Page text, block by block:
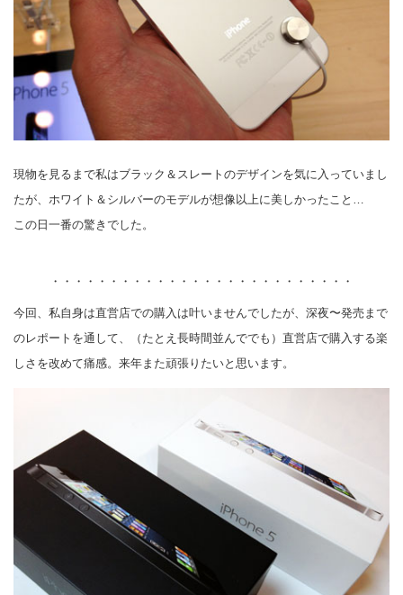
現物を見るまで私はブラック＆スレートのデザインを気に入っていまし
たが、ホワイト＆シルバーのモデルが想像以上に美しかったこと…
この日一番の驚きでした。
・・・・・・・・・・・・・・・・・・・・・・・・・・
今回、私自身は直営店での購入は叶いませんでしたが、深夜〜発売まで
のレポートを通して、（たとえ長時間並んででも）直営店で購入する楽
しさを改めて痛感。来年また頑張りたいと思います。